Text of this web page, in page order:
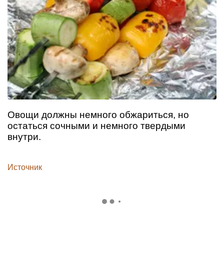
Овощи должны немного обжариться, но
остаться сочными и немного твердыми
внутри.
Источник